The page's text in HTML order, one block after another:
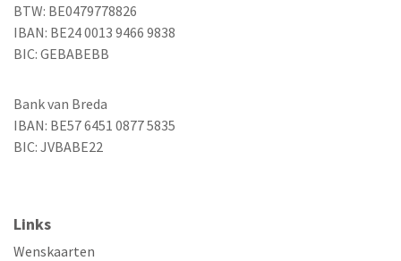
BTW: BE0479778826
IBAN: BE24 0013 9466 9838
BIC: GEBABEBB
Bank van Breda
IBAN: BE57 6451 0877 5835
BIC: JVBABE22
Links
Wenskaarten